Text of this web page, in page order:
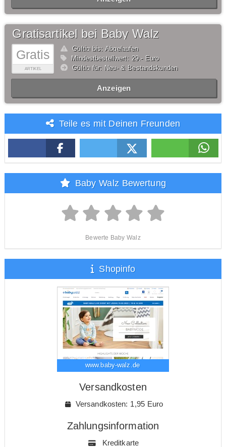
Gratis
ARTIKEL
Gratisartikel bei Baby Walz
Gültig bis: Abgelaufen
Mindestbestellwert: 29,- Euro
Gültig für: Neu- & Bestandskunden
Anzeigen
Teile es mit Deinen Freunden
Baby Walz Bewertung
Bewerte Baby Walz
Shopinfo
www.baby-walz.de
Versandkosten
Versandkosten: 1,95 Euro
Zahlungsinformation
Kreditkarte